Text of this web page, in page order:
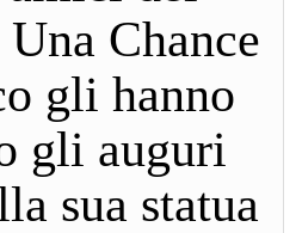
Chance
gli hanno
gli auguri
sua statua